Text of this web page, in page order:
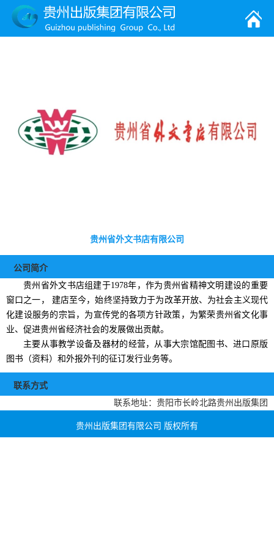
贵州省外文书店有限公司
公司简介
贵州省外文书店组建于1978年，作为贵州省精神文明建设的重要
窗口之一， 建店至今，始终坚持致力于为改革开放、为社会主义现代
化建设服务的宗旨，为宣传党的各项方针政策，为繁荣贵州省文化事
业、促进贵州省经济社会的发展做出贡献。
主要从事教学设备及器材的经营，从事大宗馆配图书、进口原版
图书（资料）和外报外刊的征订发行业务等。
联系方式
联系地址：贵阳市长岭北路贵州出版集团
贵州出版集团有限公司 版权所有